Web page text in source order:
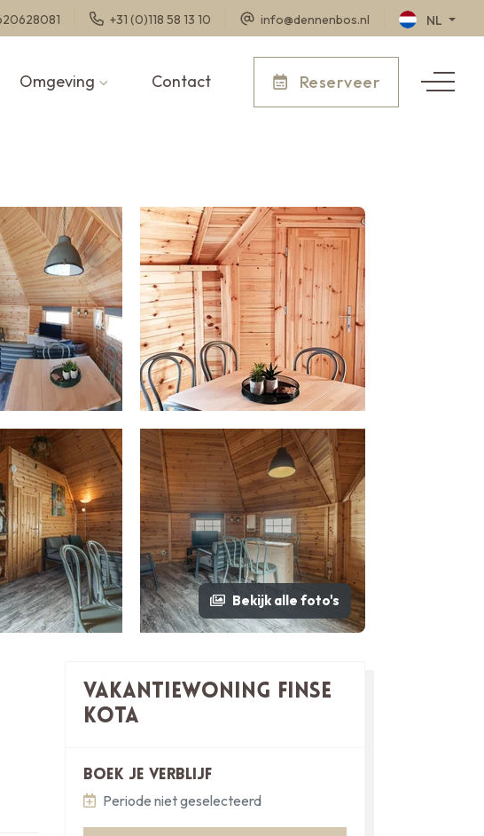
+31 (0)118 58 13 10 info@dennenbos.nl NL
Omgeving Contact Reserveer
Bekijk alle foto's
Vakantiewoning Finse
Kota
Boek je verblijf
Periode niet geselecteerd